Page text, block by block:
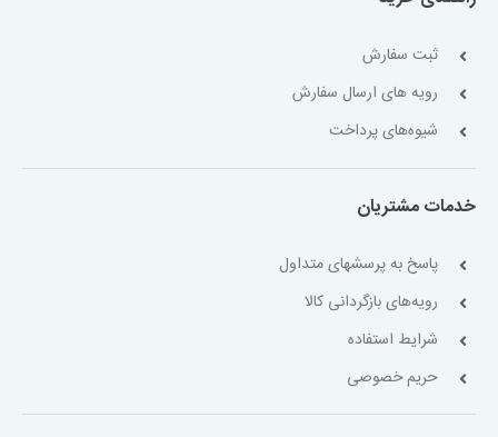
ثبت سفارش
رویه های ارسال سفارش
شیوه‌های پرداخت
خدمات مشتریان
پاسخ به پرسشهای متداول
رویه‌های بازگردانی کالا
شرایط استفاده
حریم خصوصی